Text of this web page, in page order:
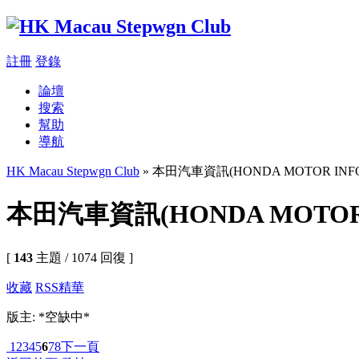
註冊 登錄
論壇
搜索
幫助
導航
HK Macau Stepwgn Club » 本田汽車資訊(HONDA MOTOR
本田汽車資訊(HONDA
[ 143 主題 / 1074 回復 ]
收藏 RSS精華
版主: *空缺中*
1 2345678下一頁